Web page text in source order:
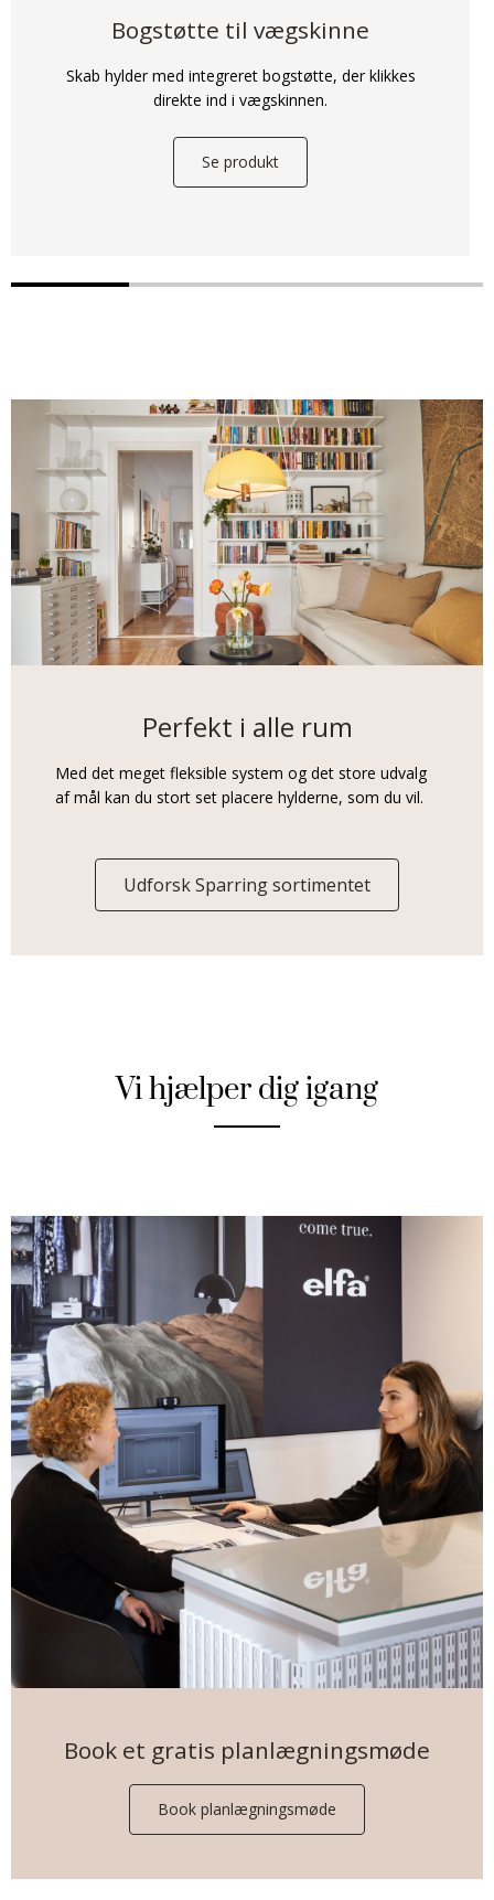
Bogstøtte til vægskinne
Skab hylder med integreret bogstøtte, der klikkes
direkte ind i vægskinnen.
Se produkt
Perfekt i alle rum
Med det meget fleksible system og det store udvalg
af mål kan du stort set placere hylderne, som du vil.
Udforsk Sparring sortimentet
Vi hjælper dig igang
Book et gratis planlægningsmøde
Book planlægningsmøde